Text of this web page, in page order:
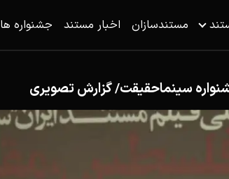
مستندسازان اخبار مستند جشنواره ها
سینماحقیقت/ گزارش تصویری